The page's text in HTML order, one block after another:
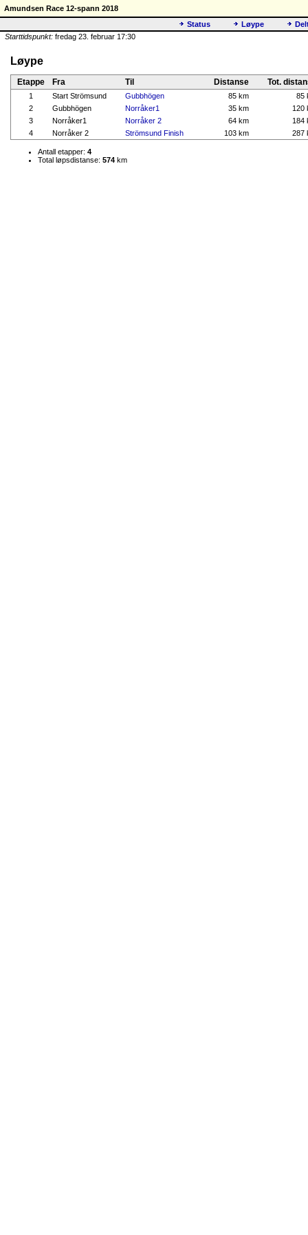
Amundsen Race 12-spann 2018
Status
Løype
Starttidspunkt: fredag 23. februar 17:30
Løype
Etappe Fra Til Distanse Tot.
1 Start Strömsund Gubbhögen 85 km
85
2
Gubbhögen Norråker1 35 km
120
3
Norråker1 Norråker 2 64 km
184
4
Norråker 2 Strömsund Finish 103 km 287
Antall etapper: 4
Total løpsdistanse: 574 km